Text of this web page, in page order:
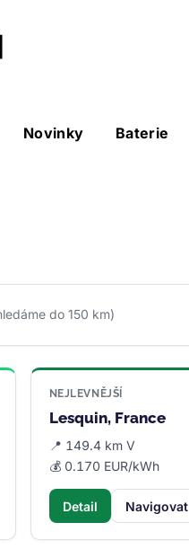
Hlavní
Novinky Baterie
sub-navigation
do 150 km)
NEJLEVNĚJŠÍ
Lesquin, France
📍 149.4 km V
💰 0.170 EUR/kWh
Detail Navigovat